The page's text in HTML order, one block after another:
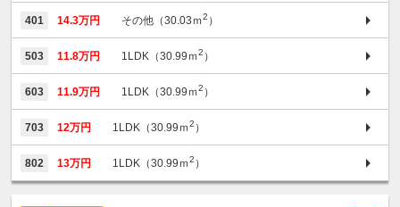
401 14.3万円 その他（30.03ｍ2 ）
503 11.8万円 1LDK（30.99ｍ2 ）
603 11.9万円 1LDK（30.99ｍ2 ）
703 12万円 1LDK（30.99ｍ2 ）
802 13万円 1LDK（30.99ｍ2 ）